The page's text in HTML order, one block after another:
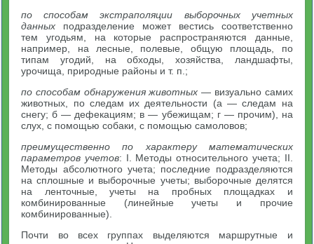
по способам экстраполяции выборочных учетных
данных подразделение может вестись соответственно
тем угодьям, на которые распространяются данные,
например, на лесные, полевые, общую площадь, по
типам угодий, на обходы, хозяйства, ландшафты,
урочища, природные районы и т. п.;
по способам обнаружения животных — визуально самих
животных, по следам их деятельности (а — следам на
снегу; б — дефекациям; в — убежищам; г — прочим), на
слух, с помощью собаки, с помощью самоловов;
преимущественно по характеру математических
параметров учетов: I. Методы относительного учета; II.
Методы абсолютного учета; последние подразделяются
на сплошные и выборочные учеты; выборочные делятся
на ленточные, учеты на пробных площадках и
комбинированные (линейные учеты и прочие
комбинированные).
Почти во всех группах выделяются маршрутные и